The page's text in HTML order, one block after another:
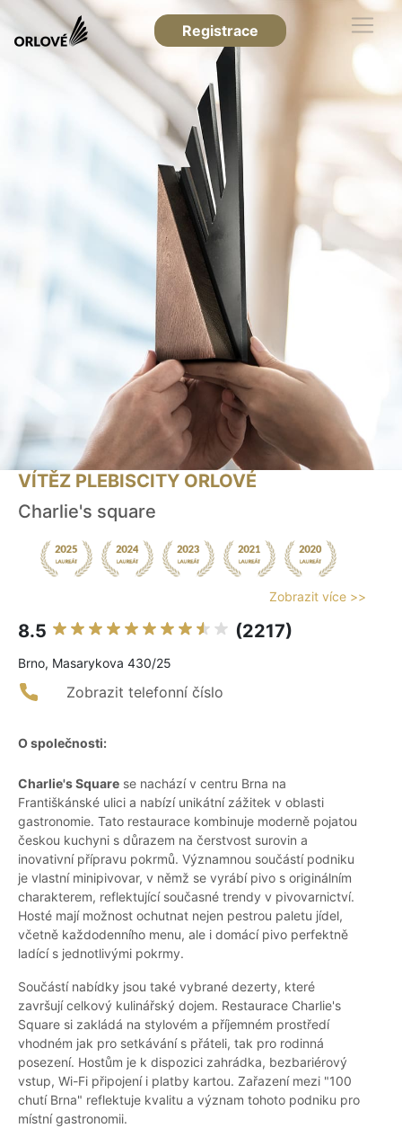
Registrace
VÍTĚZ PLEBISCITY ORLOVÉ
Charlie's square
Zobrazit více >>
8.5 (2217)
Brno, Masarykova 430/25
Zobrazit telefonní číslo
O společnosti:
Charlie's Square se nachází v centru Brna na
Františkánské ulici a nabízí unikátní zážitek v oblasti
gastronomie. Tato restaurace kombinuje moderně pojatou
českou kuchyni s důrazem na čerstvost surovin a
inovativní přípravu pokrmů. Významnou součástí podniku
je vlastní minipivovar, v němž se vyrábí pivo s originálním
charakterem, reflektující současné trendy v pivovarnictví.
Hosté mají možnost ochutnat nejen pestrou paletu jídel,
včetně každodenního menu, ale i domácí pivo perfektně
ladící s jednotlivými pokrmy.
Součástí nabídky jsou také vybrané dezerty, které
završují celkový kulinářský dojem. Restaurace Charlie's
Square si zakládá na stylovém a příjemném prostředí
vhodném jak pro setkávání s přáteli, tak pro rodinná
posezení. Hostům je k dispozici zahrádka, bezbariérový
vstup, Wi-Fi připojení i platby kartou. Zařazení mezi "100
chutí Brna" reflektuje kvalitu a význam tohoto podniku pro
místní gastronomii.